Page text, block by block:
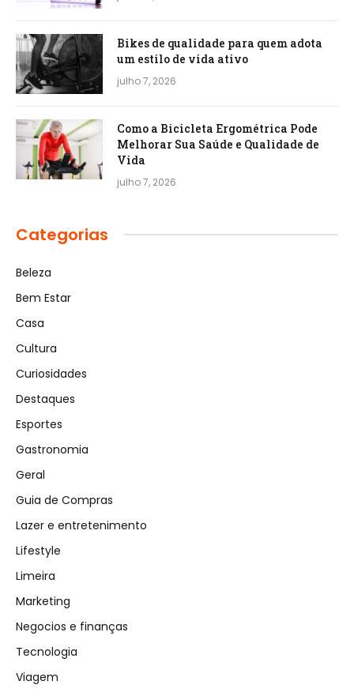
Bikes de qualidade para quem adota
um estilo de vida ativo
julho 7, 2026
Como a Bicicleta Ergométrica Pode
Melhorar Sua Saúde e Qualidade de
Vida
julho 7, 2026
Categorias
Beleza
Bem Estar
Casa
Cultura
Curiosidades
Destaques
Esportes
Gastronomia
Geral
Guia de Compras
Lazer e entretenimento
Lifestyle
Limeira
Marketing
Negocios e finanças
Tecnologia
Viagem